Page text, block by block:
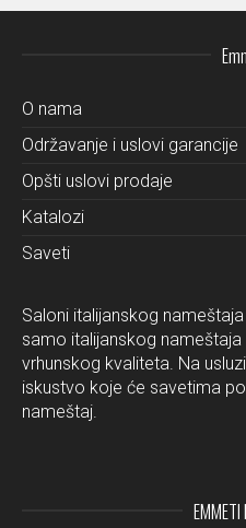
O nama
Održavanje i uslovi garancije
Opšti uslovi prodaje
Katalozi
Saveti
Saloni italijanskog
samo italijanskog
vrhunskog kvaliteta. Na
iskustvo koje će savetima
nameštaj.